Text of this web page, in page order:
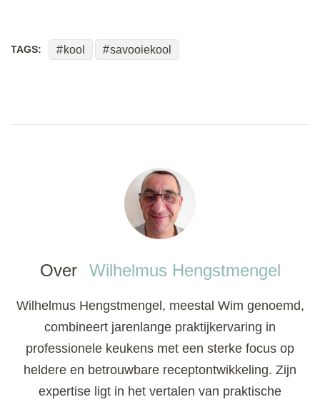
TAGS: kool savooiekool
Over Wilhelmus Hengstmengel
Wilhelmus Hengstmengel, meestal Wim genoemd,
combineert jarenlange praktijkervaring in
professionele keukens met een sterke focus op
heldere en betrouwbare receptontwikkeling. Zijn
expertise ligt in het vertalen van praktische